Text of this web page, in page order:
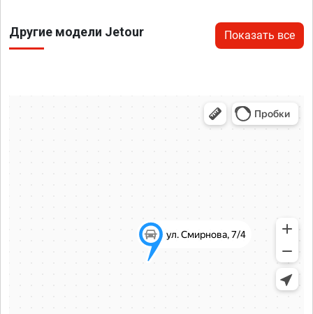
Другие модели Jetour Показать все